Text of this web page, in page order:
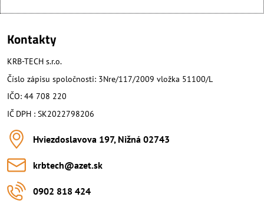
Kontakty
KRB-TECH s.r.o.
Číslo zápisu spoločnosti: 3Nre/117/2009 vložka 51100/L
IČO: 44 708 220
IČ DPH : SK2022798206
Hviezdoslavova 197, Nižná 02743
krbtech​@azet​.sk
0902 818 424